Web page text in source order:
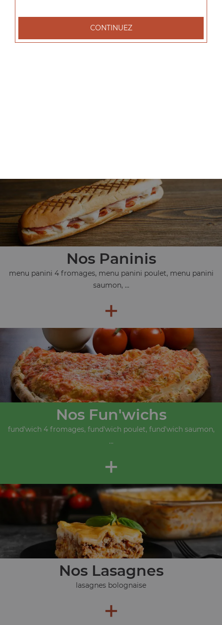
+
Nos Paninis
menu panini 4 fromages, menu panini poulet, menu panini
saumon, ...
+
Nos Fun'wichs
fund'wich 4 fromages, fund'wich poulet, fund'wich saumon,
...
+
Nos Lasagnes
lasagnes bolognaise
+
CONTINUEZ